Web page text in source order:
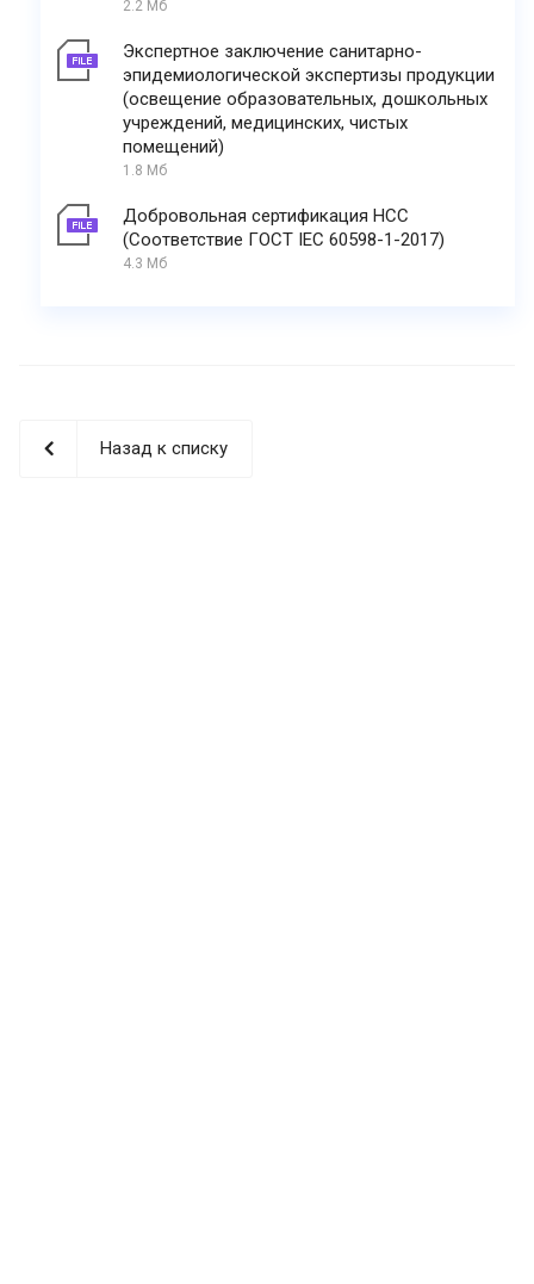
2.2 Мб
Экспертное заключение санитарно-
эпидемиологической экспертизы продукции
(освещение образовательных, дошкольных
учреждений, медицинских, чистых
помещений)
1.8 Мб
Добровольная сертификация НСС
(Соответствие ГОСТ IEC 60598-1-2017)
4.3 Мб
Назад к списку